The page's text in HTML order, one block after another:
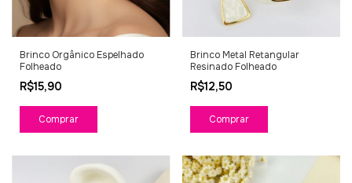
Brinco Orgânico Espelhado
Folheado
R$15,90
Comprar
Brinco Metal Retangular
Resinado Folheado
R$12,50